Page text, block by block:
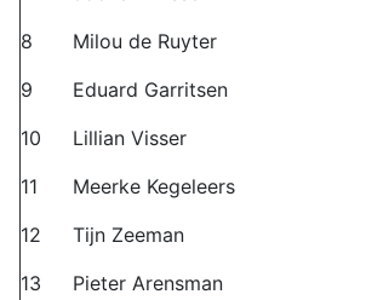
8
Milou de Ruyter
9
Eduard Garritsen
10
Lillian Visser
11
Meerke Kegeleers
12
Tijn Zeeman
13
Pieter Arensman